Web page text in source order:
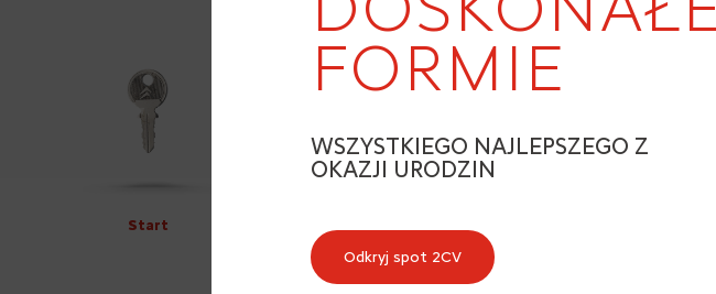
FORMIE
WSZYSTKIEGO NAJLEPSZEGO Z
OKAZJI URODZIN
Odkryj spot 2CV
Start